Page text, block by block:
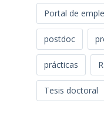
Portal de
postdoc
prácticas
Tesis doctoral